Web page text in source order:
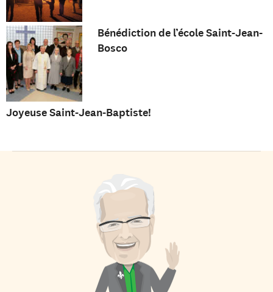
Bénédiction de l’école Saint-Jean-
Bosco
Joyeuse Saint-Jean-Baptiste!